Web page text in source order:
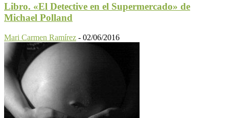
Libro. «El Detective en el Supermercado» de
Michael Polland
Mari Carmen Ramírez - 02/06/2016